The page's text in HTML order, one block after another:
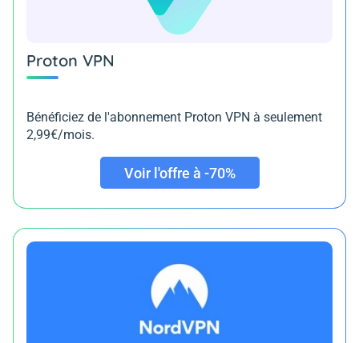
Proton VPN
Bénéficiez de l'abonnement Proton VPN à seulement
2,99€/mois.
Voir l'offre à -70%